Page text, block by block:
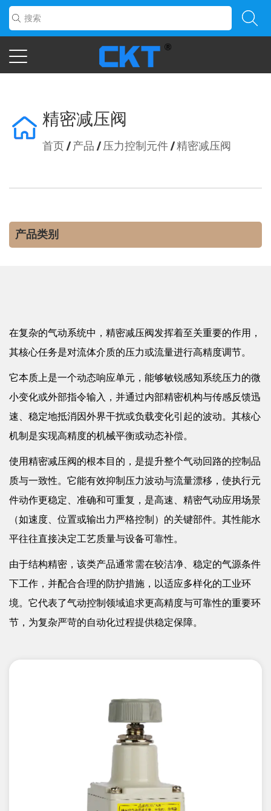
精密减压阀
首页/产品 /压力控制元件/精密减压阀
产品类别
在复杂的气动系统中，精密减压阀发挥着至关重要的作用，
其核心任务是对流体介质的压力或流量进行高精度调节。
它本质上是一个动态响应单元，能够敏锐感知系统压力的微
小变化或外部指令输入，并通过内部精密机构与传感反馈迅
速、稳定地抵消因外界干扰或负载变化引起的波动。其核心
机制是实现高精度的机械平衡或动态补偿。
使用精密减压阀的根本目的，是提升整个气动回路的控制品
质与一致性。它能有效抑制压力波动与流量漂移，使执行元
件动作更稳定、准确和可重复，是高速、精密气动应用场景
（如速度、位置或输出力严格控制）的关键部件。其性能水
平往往直接决定工艺质量与设备可靠性。
由于结构精密，该类产品通常需在较洁净、稳定的气源条件
下工作，并配合合理的防护措施，以适应多样化的工业环
境。它代表了气动控制领域追求更高精度与可靠性的重要环
节，为复杂严苛的自动化过程提供稳定保障。